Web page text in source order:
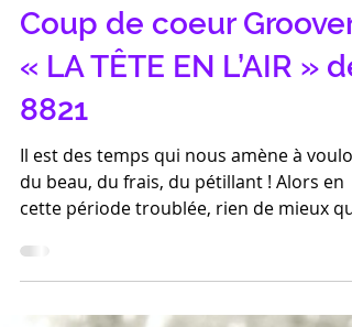
19 juin 2020
Coup de coeur Groover :
« LA TÊTE EN L’AIR » de
8821
Il est des temps qui nous amène à vouloir
du beau, du frais, du pétillant ! Alors en